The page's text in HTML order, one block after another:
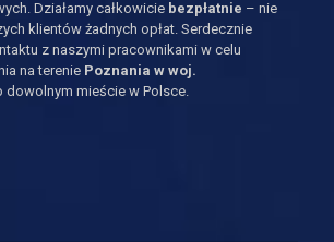
Działamy całkowicie bezpłatnie – nie
klientów żadnych opłat. Serdecznie
z naszymi pracownikami w celu
na terenie Poznania w woj.
dowolnym mieście w Polsce.